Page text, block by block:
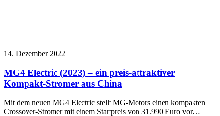
14. Dezember 2022
MG4 Electric (2023) – ein preis-attraktiver
Kompakt-Stromer aus China
Mit dem neuen MG4 Electric stellt MG-Motors einen kompakten
Crossover-Stromer mit einem Startpreis von 31.990 Euro vor…